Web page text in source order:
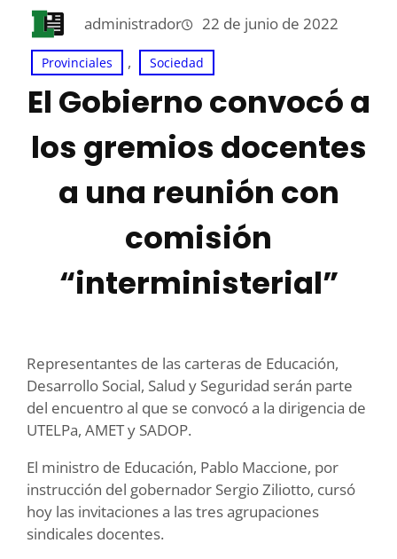
administrador 22 de junio de 2022
Provinciales , Sociedad
El Gobierno convocó a
los gremios docentes
a una reunión con
comisión
“interministerial”
Representantes de las carteras de Educación,
Desarrollo Social, Salud y Seguridad serán parte
del encuentro al que se convocó a la dirigencia de
UTELPa, AMET y SADOP.
El ministro de Educación, Pablo Maccione, por
instrucción del gobernador Sergio Ziliotto, cursó
hoy las invitaciones a las tres agrupaciones
sindicales docentes.